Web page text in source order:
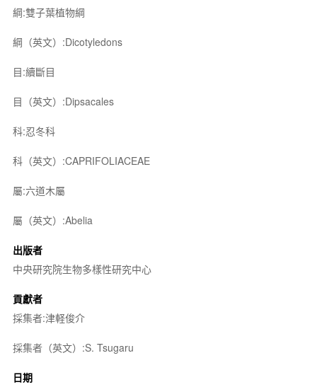
綱:雙子葉植物綱
綱（英文）:Dicotyledons
目:續斷目
目（英文）:Dipsacales
科:忍冬科
科（英文）:CAPRIFOLIACEAE
屬:六道木屬
屬（英文）:Abelia
出版者
中央研究院生物多樣性研究中心
貢獻者
採集者:津軽俊介
採集者（英文）:S. Tsugaru
日期